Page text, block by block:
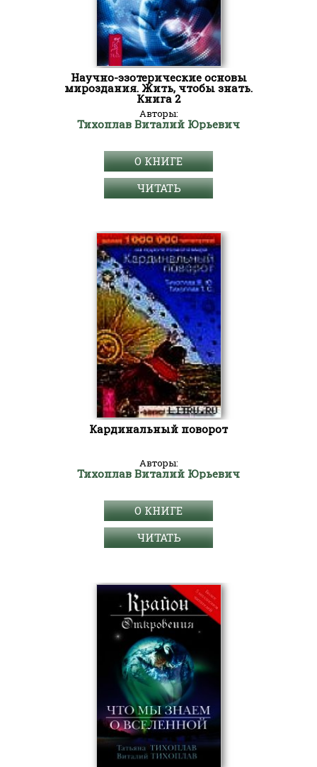
Научно-эзотерические основы
мироздания. Жить, чтобы знать.
Книга 2
Авторы:
Тихоплав Виталий Юрьевич
О КНИГЕ
ЧИТАТЬ
Кардинальный поворот
Авторы:
Тихоплав Виталий Юрьевич
О КНИГЕ
ЧИТАТЬ